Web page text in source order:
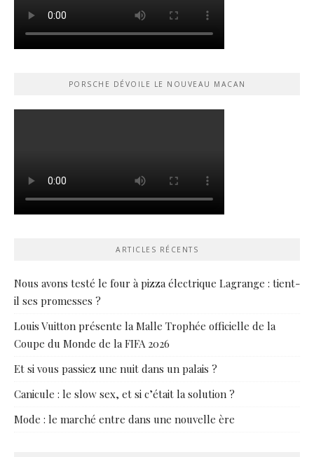
PORSCHE DÉVOILE LE NOUVEAU MACAN
ARTICLES RÉCENTS
Nous avons testé le four à pizza électrique Lagrange : tient-
il ses promesses ?
Louis Vuitton présente la Malle Trophée officielle de la
Coupe du Monde de la FIFA 2026
Et si vous passiez une nuit dans un palais ?
Canicule : le slow sex, et si c’était la solution ?
Mode : le marché entre dans une nouvelle ère